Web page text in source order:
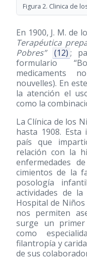
Figura 2. Clinica de
En 1900, J. M. de
Terapéutica
Pobres”
(12) ;
formulario
medicaments
nouvelles). En
la atención el
como la
La Clínica de los
hasta 1908.
país que
relación con la
enfermedades
cimientos de la
posología
actividades de
Hospital de Niños
nos permiten
surge un
como
filantropía y
de sus